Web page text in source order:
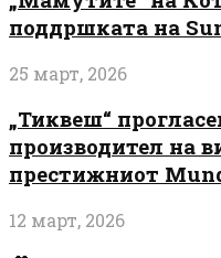
поддршката на
25 март, 2026
„Тиквеш“
производител на
престижниот
12 март, 2026